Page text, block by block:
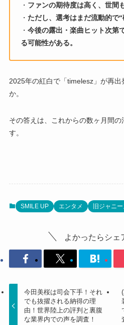
・ ファンの期待度は高く、世間
・ ただし、選考はまだ流動的で“
・ 今後の露出・楽曲ヒット次第
る可能性がある。
2025年の紅白で「timelesz」が再出
か。
その答えは、これからの数ヶ月間
す。
SMILE UP エンタメ 旧ジャニ
よかったらシェ
今田美桜は司会下手！それ
でも抜擢される納得の理
由！世界陸上の評判と裏腹
な業界内での声を調査！